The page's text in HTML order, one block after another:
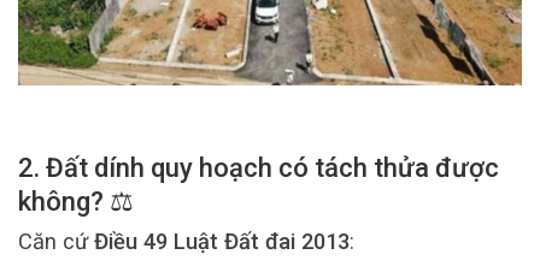
2. Đất dính quy hoạch có tách thửa được
không? ⚖️
Căn cứĐiều 49 Luật Đất đai 2013: